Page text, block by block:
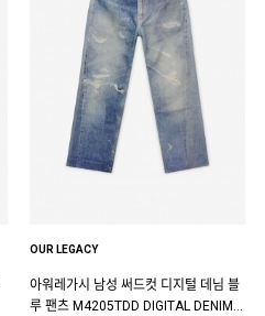
OUR LEGACY
아워레가시 남성 써드컷 디지털 데님 블
루 팬츠 M4205TDD DIGITAL DENIM P